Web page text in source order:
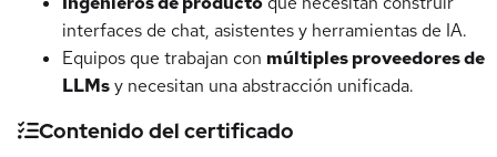
interfaces de chat, asistentes y herramientas de IA.
Equipos que trabajan con múltiples proveedores de
LLMsy necesitan una abstracción unificada.
Contenido del certificado